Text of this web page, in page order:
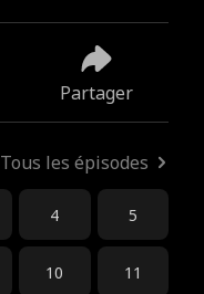
Partager
Tous les épisodes
4 5
10 11